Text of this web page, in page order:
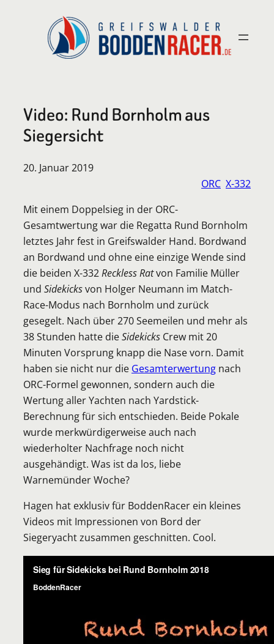
Video: Rund Bornholm aus
Siegersicht
20. Januar 2019
ORC X-332
Mit einem Doppelsieg in der ORC-
Gesamtwertung war die Regatta Rund Bornholm
letztes Jahr fest in Greifswalder Hand. Bordwand
an Bordwand und ohne eine einzige Wende sind
die beiden X-332Reckless Ratvon Familie Müller
und Sidekicksvon Holger Neumann im Match-
Race-Modus nach Bornholm und zurück
gesegelt. Nach über 270 Seemeilen und mehr als
38 Stunden hatte dieSidekicks Crew mit 20
Minuten Vorsprung knapp die Nase vorn. Damit
haben sie nicht nur die Gesamterwertung nach
ORC-Formel gewonnen, sondern auch die
Wertung aller Yachten nach Yardstick-
Berechnung für sich entschieden. Beide Pokale
wurde merkwürdigerweise auch nach
wiederholter Nachfrage noch nicht
ausgehändigt. Was ist da los, liebe
Warnemünder Woche?
Hagen hat exklusiv für BoddenRacer ein kleines
Videos mit Impressionen von Bord der
Siegeryacht zusammen geschnitten. Cool.